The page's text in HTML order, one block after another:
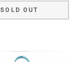
SOLD OUT